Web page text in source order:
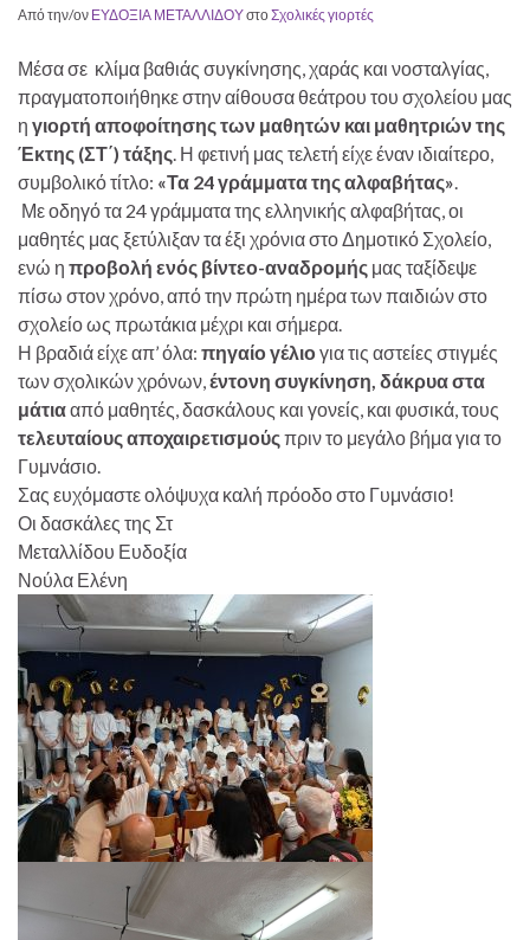
Από την/ον ΕΥΔΟΞΙΑ ΜΕΤΑΛΛΙΔΟΥστοΣχολικές γιορτές
Μέσα σε κλίμα βαθιάς συγκίνησης, χαράς και νοσταλγίας,
πραγματοποιήθηκε στην αίθουσα θεάτρου του σχολείου μας
η γιορτή αποφοίτησης των μαθητών και μαθητριών της
Έκτης (ΣΤ΄) τάξης. Η φετινή μας τελετή είχε έναν ιδιαίτερο,
συμβολικό τίτλο: «Τα 24 γράμματα της αλφαβήτας».
Με οδηγό τα 24 γράμματα της ελληνικής αλφαβήτας, οι
μαθητές μας ξετύλιξαν τα έξι χρόνια στο Δημοτικό Σχολείο,
ενώ η προβολή ενός βίντεο-αναδρομής μας ταξίδεψε
πίσω στον χρόνο, από την πρώτη ημέρα των παιδιών στο
σχολείο ως πρωτάκια μέχρι και σήμερα.
Η βραδιά είχε απ’ όλα: πηγαίο γέλιογια τις αστείες στιγμές
των σχολικών χρόνων,έντονη συγκίνηση, δάκρυα στα
μάτιααπό μαθητές, δασκάλους και γονείς, και φυσικά, τους
τελευταίους αποχαιρετισμούςπριν το μεγάλο βήμα για το
Γυμνάσιο.
Σας ευχόμαστε ολόψυχα καλή πρόοδο στο Γυμνάσιο!
Οι δασκάλες της Στ
Μεταλλίδου Ευδοξία
Νούλα Ελένη